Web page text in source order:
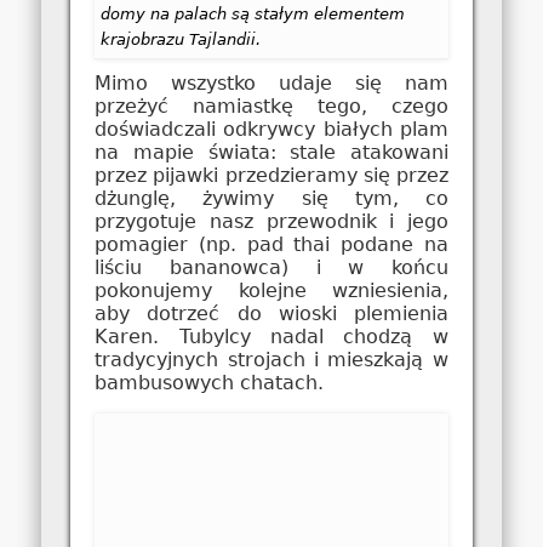
domy na palach są stałym elementem
krajobrazu Tajlandii.
Mimo wszystko udaje się nam
przeżyć namiastkę tego, czego
doświadczali odkrywcy białych plam
na mapie świata: stale atakowani
przez pijawki przedzieramy się przez
dżunglę, żywimy się tym, co
przygotuje nasz przewodnik i jego
pomagier (np. pad thai podane na
liściu bananowca) i w końcu
pokonujemy kolejne wzniesienia,
aby dotrzeć do wioski plemienia
Karen. Tubylcy nadal chodzą w
tradycyjnych strojach i mieszkają w
bambusowych chatach.